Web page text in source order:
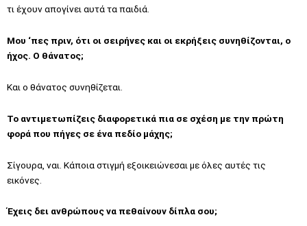
τι έχουν απογίνει αυτά τα παιδιά.
Μου ‘πες πριν, ότι οι σειρήνες και οι εκρήξεις συνηθίζονται, ο
ήχος. Ο θάνατος;
Και ο θάνατος συνηθίζεται.
Το αντιμετωπίζεις διαφορετικά πια σε σχέση με την πρώτη
φορά που πήγες σε ένα πεδίο μάχης;
Σίγουρα, ναι. Κάποια στιγμή εξοικειώνεσαι με όλες αυτές τις
εικόνες.
Έχεις δει ανθρώπους να πεθαίνουν δίπλα σου;